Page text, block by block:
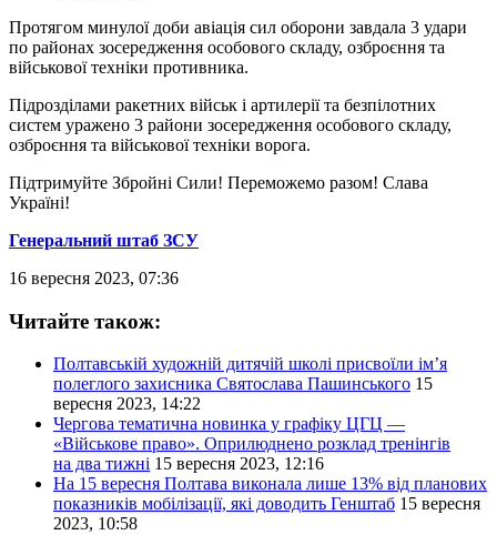
Протягом минулої доби авіація сил оборони завдала 3 удари
по районах зосередження особового складу, озброєння та
військової техніки противника.
Підрозділами ракетних військ і артилерії та безпілотних
систем уражено 3 райони зосередження особового складу,
озброєння та військової техніки ворога.
Підтримуйте Збройні Сили! Переможемо разом! Слава
Україні!
Генеральний штаб ЗСУ
16 вересня 2023, 07:36
Читайте також:
Полтавській художній дитячій школі присвоїли ім’я
полеглого захисника Святослава Пашинського 15
вересня 2023, 14:22
Чергова тематична новинка у графіку ЦГЦ —
«Військове право». Оприлюднено розклад тренінгів
на два тижні 15 вересня 2023, 12:16
На 15 вересня Полтава виконала лише 13% від планових
показників мобілізації, які доводить Генштаб 15 вересня
2023, 10:58